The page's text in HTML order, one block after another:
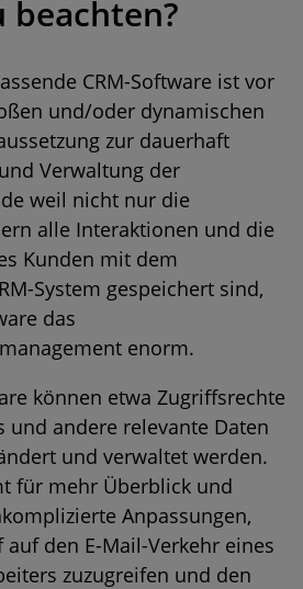
beachten?
CRM-Software ist vor
und/oder dynamischen
zur dauerhaft
Verwaltung der
weil nicht nur die
alle Interaktionen und die
Kunden mit dem
System gespeichert sind,
das
enorm.
können etwa Zugriffsrechte
und andere relevante Daten
und verwaltet werden.
für mehr Überblick und
Anpassungen,
den E-Mail-Verkehr eines
zuzugreifen und den